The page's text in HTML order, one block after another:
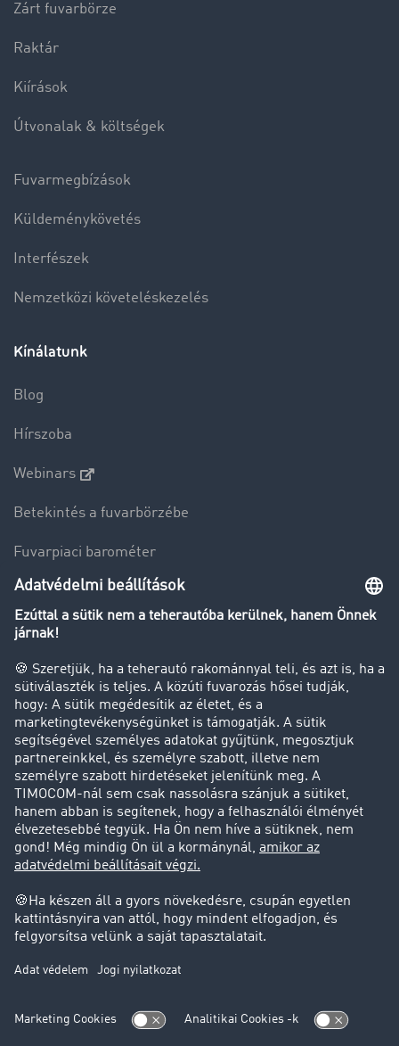
Zárt fuvarbörze
Raktár
Kiírások
Útvonalak & költségek
Fuvarmegbízások
Küldeménykövetés
Interfészek
Nemzetközi követeléskezelés
Kínálatunk
Blog
Hírszoba
Webinars
Betekintés a fuvarbörzébe
Fuvarpiaci barométer
Transzportlexikon
Tehergépkocsi-forgalomkorlátozás
Cég
Sikertörténetek
Ügyfél hoz ügyfelet
Jogi információk
Impresszum
Adatvédelem
süti-beállítások
Támogatás